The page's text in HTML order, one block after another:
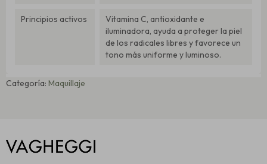
Principios activos
Vitamina C, antioxidante e
iluminadora, ayuda a proteger la piel
de los radicales libres y favorece un
tono más uniforme y luminoso.
Categoría: Maquillaje